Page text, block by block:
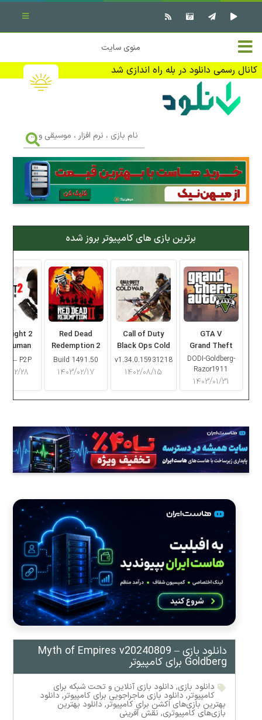
خانه
تماس با ما
تبلیغات
منوی سایت
کانال رسمی دانلود در بله راه اندازی شد
✖ بستن منو
نرم افزار کامپیوتر
بازی کامپیوتر
کتاب
جهت دریافت آخرین اخبار و اطلاعات ما را در کانال رسمی دانلود در
بله دنبال کنید (ورود)
بازی
،
نرم
افزار
،
موسیقی
...
برترین بازی های کامپیوتر بروز شده
GTA V
Grand Theft
Auto V
DODI-Goldberg-
Razor1911
۱۴۰۳/۰۱/۳۱
Call of Duty
Black Ops Cold
War
v1.34.0.15931218
۱۴۰۲/۰۸/۱۵
Red Dead
Redemption 2
Build 1491.50
۱۴۰۳/۰۲/۱۷
Light 2
Human
– P2P
۱۴۰۳/
دانلود بازی Myth of Empires v20240809 –
Goldberg برای کامپیوتر
دانلود بازی, دانلود بازی آنلاین و تحت شبکه برای
کامپیوتر,دانلود بازی ماجراجویی برای کامپیوتر,دانلود
بهترین بازی‌های اکشن برای کامپیوتر, دانلود بهترین
بازی‌های کامپیوتری, نقش آفرینی